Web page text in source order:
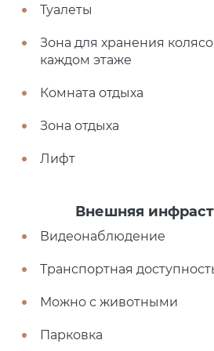
Туалеты
Зона для хранения
каждом этаже
Комната отдыха
Зона отдыха
Лифт
Внешняя
Видеонаблюдение
Транспортная
Можно с животными
Парковка